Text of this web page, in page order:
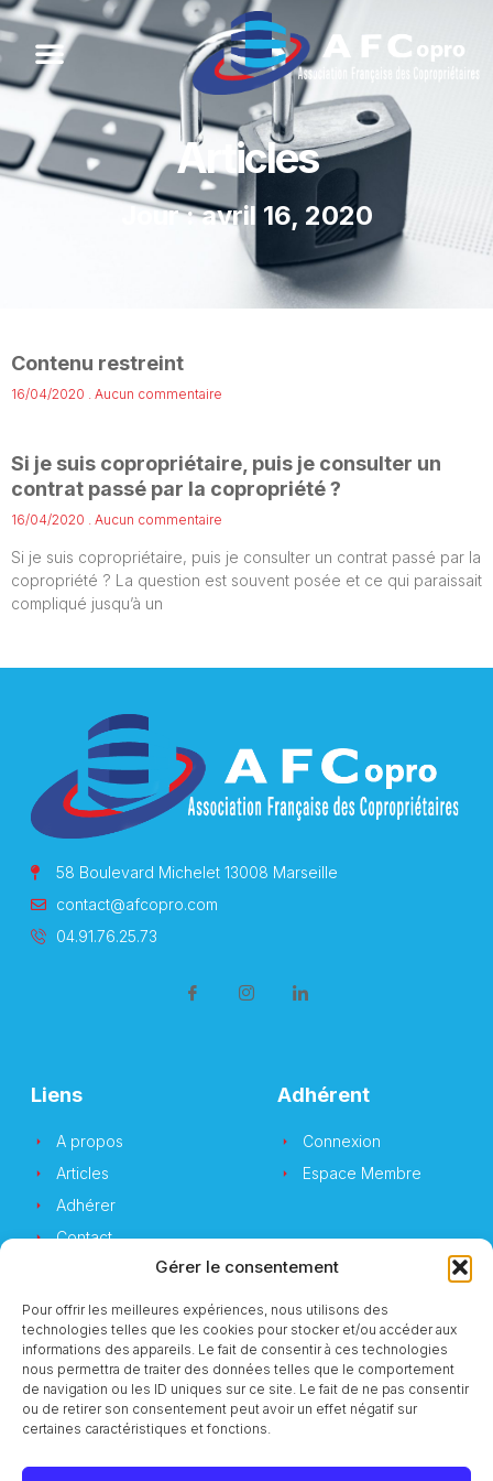
Gérer le consentement
Pour offrir les meilleures expériences, nous utilisons des
technologies telles que les cookies pour stocker et/ou accéder aux
informations des appareils. Le fait de consentir à ces technologies
nous permettra de traiter des données telles que le comportement
de navigation ou les ID uniques sur ce site. Le fait de ne pas consentir
ou de retirer son consentement peut avoir un effet négatif sur
certaines caractéristiques et fonctions.
Articles
Jour : avril 16, 2020
Contenu restreint
16/04/2020 Aucun commentaire
Si je suis copropriétaire, puis je consulter un
contrat passé par la copropriété ?
16/04/2020 Aucun commentaire
Si je suis copropriétaire, puis je consulter un contrat passé par la
copropriété ? La question est souvent posée et ce qui paraissait
compliqué jusqu’à un
58 Boulevard Michelet 13008 Marseille
contact@afcopro.com
04.91.76.25.73
Liens
A propos
Articles
Adhérer
Contact
Adhérent
Connexion
Espace Membre
Newsletter
Vous souhaitez suivre notre actualité ?